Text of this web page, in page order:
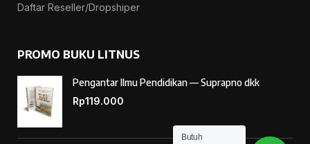
Daftar Reseller/Dropshiper
PROMO BUKU LITNUS
Pengantar Ilmu Pendidikan — Suprapno dkk
Rp119.000
Butuh